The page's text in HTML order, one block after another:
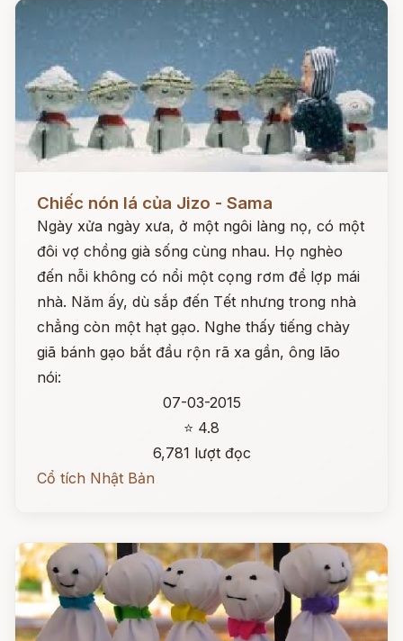
Đọc ngay
Chiếc nón lá của Jizo - Sama
Ngày xửa ngày xưa, ở một ngôi làng nọ, có một
đôi vợ chồng già sống cùng nhau. Họ nghèo
đến nỗi không có nổi một cọng rơm để lợp mái
nhà. Năm ấy, dù sắp đến Tết nhưng trong nhà
chẳng còn một hạt gạo. Nghe thấy tiếng chày
giã bánh gạo bắt đầu rộn rã xa gần, ông lão
nói:
07-03-2015
⭐ 4.8
6,781 lượt đọc
Cổ tích Nhật Bản